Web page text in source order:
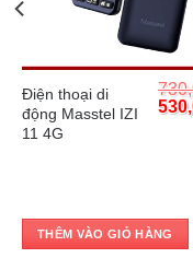
Điện thoại di
động Masstel IZI
11 4G
price
THÊM VÀO GIỎ HÀNG
Current
price